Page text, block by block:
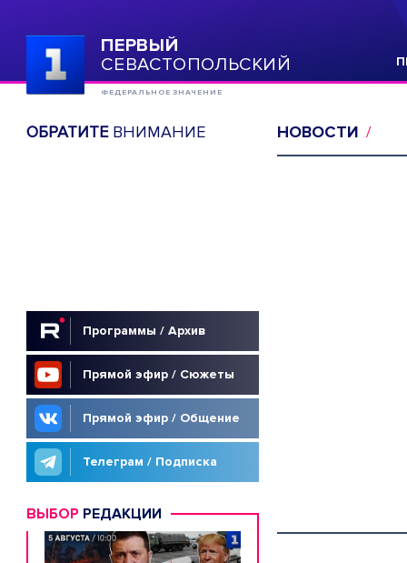
ПЕРВЫЙ
СЕВАСТОПОЛЬСКИЙ
ФЕДЕРАЛЬНОЕ ЗНАЧЕНИЕ
ОБРАТИТЕВНИМАНИЕ
Программы / Архив
Прямой эфир / Сюжеты
Прямой эфир / Общение
Телеграм / Подписка
ВЫБОР РЕДАКЦИИ
НОВОСТИ